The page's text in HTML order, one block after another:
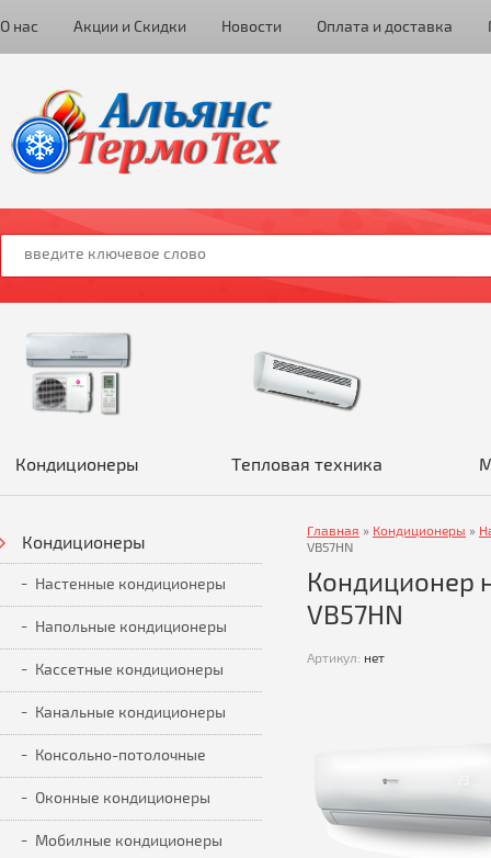
О нас Акции и Скидки Новости Оплата и доставка
Кондиционеры Тепловая техника
Кондиционеры
Настенные кондиционеры
Напольные кондиционеры
Кассетные кондиционеры
Канальные кондиционеры
Консольно-потолочные
Оконные кондиционеры
Мобилные кондиционеры
Главная » Кондиционеры »
VB57HN
Кондиционер
VB57HN
Артикул: нет